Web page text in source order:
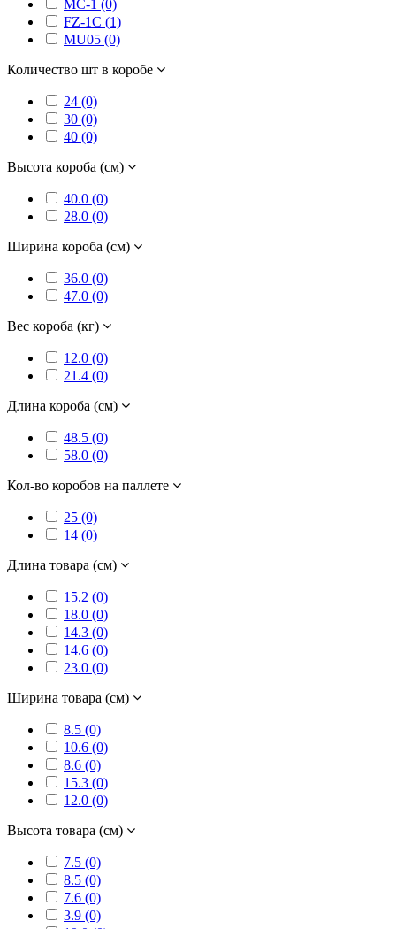
MC-1 (0)
FZ-1C (1)
MU05 (0)
Количество шт в коробе
24 (0)
30 (0)
40 (0)
Высота короба (см)
40.0 (0)
28.0 (0)
Ширина короба (см)
36.0 (0)
47.0 (0)
Вес короба (кг)
12.0 (0)
21.4 (0)
Длина короба (см)
48.5 (0)
58.0 (0)
Кол-во коробов на паллете
25 (0)
14 (0)
Длина товара (см)
15.2 (0)
18.0 (0)
14.3 (0)
14.6 (0)
23.0 (0)
Ширина товара (см)
8.5 (0)
10.6 (0)
8.6 (0)
15.3 (0)
12.0 (0)
Высота товара (см)
7.5 (0)
8.5 (0)
7.6 (0)
3.9 (0)